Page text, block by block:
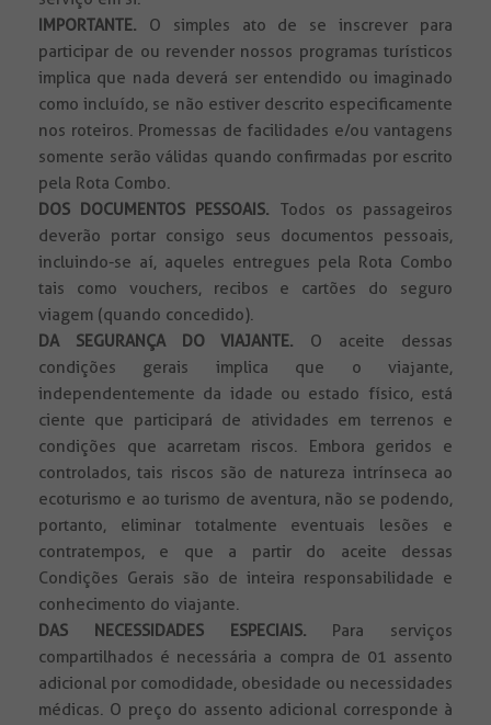
IMPORTANTE. O simples ato de se inscrever para
participar de ou revender nossos programas turísticos
implica que nada deverá ser entendido ou imaginado
como incluído, se não estiver descrito especificamente
nos roteiros. Promessas de facilidades e/ou vantagens
somente serão válidas quando confirmadas por escrito
pela Rota Combo.
DOS DOCUMENTOS PESSOAIS. Todos os passageiros
deverão portar consigo seus documentos pessoais,
incluindo-se aí, aqueles entregues pela Rota Combo
tais como vouchers, recibos e cartões do seguro
viagem (quando concedido).
DA SEGURANÇA DO VIAJANTE. O aceite dessas
condições gerais implica que o viajante,
independentemente da idade ou estado físico, está
ciente que participará de atividades em terrenos e
condições que acarretam riscos. Embora geridos e
controlados, tais riscos são de natureza intrínseca ao
ecoturismo e ao turismo de aventura, não se podendo,
portanto, eliminar totalmente eventuais lesões e
contratempos, e que a partir do aceite dessas
Condições Gerais são de inteira responsabilidade e
conhecimento do viajante.
DAS NECESSIDADES ESPECIAIS. Para serviços
compartilhados é necessária a compra de 01 assento
adicional por comodidade, obesidade ou necessidades
médicas. O preço do assento adicional corresponde à